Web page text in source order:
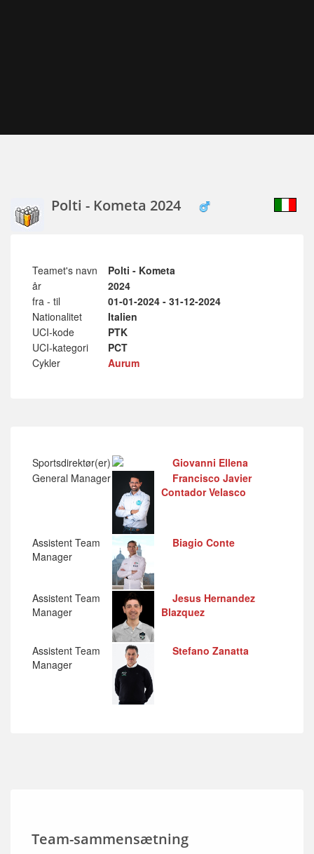
Polti - Kometa 2024
Teamet's navn
Polti - Kometa
år
2024
fra - til
01-01-2024 - 31-12-2024
Nationalitet
Italien
UCI-kode
PTK
UCI-kategori
PCT
Cykler
Aurum
Sportsdirektør(er)
Giovanni Ellena
General Manager
Francisco Javier
Contador Velasco
Assistent Team
Manager
Biagio Conte
Assistent Team
Manager
Jesus Hernandez
Blazquez
Assistent Team
Manager
Stefano Zanatta
Team-sammensætning